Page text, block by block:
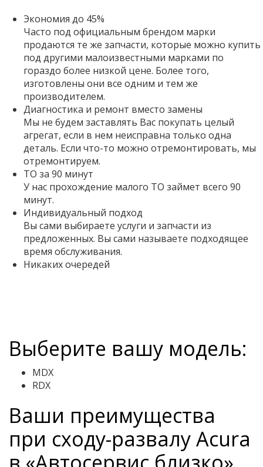
Экономия до 45%
Часто под официальным брендом марки
продаются те же запчасти, которые можно купить
под другими малоизвестными марками по
гораздо более низкой цене. Более того,
изготовлены они все одним и тем же
производителем.
Диагностика и ремонт вместо замены
Мы не будем заставлять Вас покупать целый
агрегат, если в нем неисправна только одна
деталь. Если что-то можно отремонтировать, мы
отремонтируем.
ТО за 90 минут
У нас прохождение малого ТО займет всего 90
минут.
Индивидуальный подход
Вы сами выбираете услуги и запчасти из
предложенных. Вы сами называете подходящее
время обслуживания.
Никаких очередей
Выберите вашу модель:
MDX
RDX
Ваши преимущества
при сходу-развалу Acura